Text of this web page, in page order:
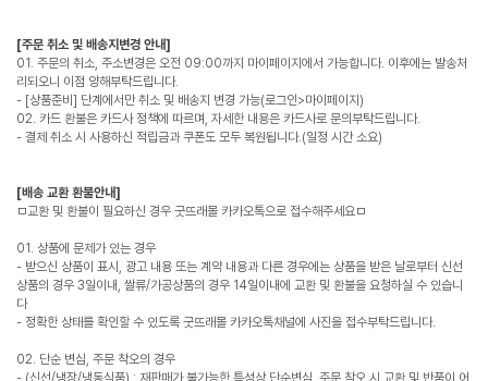
[주문 취소 및 배송지변경 안내]
01. 주문의 취소, 주소변경은 오전 09:00까지 마이페이지에서 가능합니다. 이후에는 발송처
리되오니 이점 양해부탁드립니다.
- [상품준비] 단계에서만 취소 및 배송지 변경 가능(로그인>마이페이지)
02. 카드 환불은 카드사 정책에 따르며, 자세한 내용은 카드사로 문의부탁드립니다.
- 결제 취소 시 사용하신 적립금과 쿠폰도 모두 복원됩니다.(일정 시간 소요)
[배송 교환 환불안내]
ㅁ교환 및 환불이 필요하신 경우 굿뜨래몰 카카오톡으로 접수해주세요ㅁ
01. 상품에 문제가 있는 경우
- 받으신 상품이 표시, 광고 내용 또는 계약 내용과 다른 경우에는 상품을 받은 날로부터 신선
상품의 경우 3일이내, 쌀류/가공상품의 경우 14일이내에 교환 및 환불을 요청하실 수 있습니
다
- 정확한 상태를 확인할 수 있도록 굿뜨래몰 카카오톡채널에 사진을 접수부탁드립니다.
02. 단순 변심, 주문 착오의 경우